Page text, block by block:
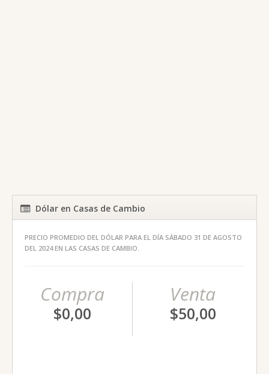
Dólar en Casas de Cambio
PRECIO PROMEDIO DEL DÓLAR PARA EL DÍA SÁBADO 31 DE AGOSTO
DEL 2024 EN LAS CASAS DE CAMBIO.
Compra
$0,00
Venta
$50,00